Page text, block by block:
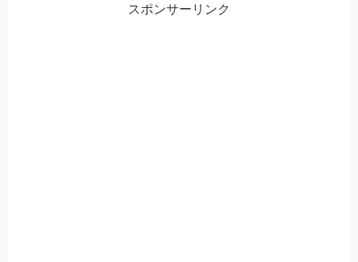
スポンサーリンク